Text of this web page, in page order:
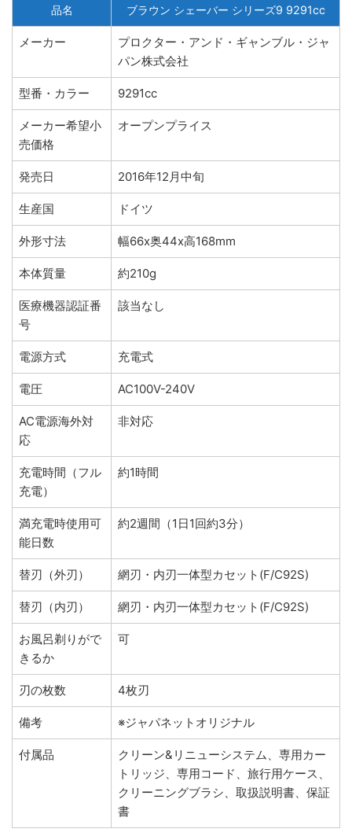
品名 ブラウン シェーバー シリーズ9 9291cc
メーカー
プロクター・アンド・ギャンブル・ジャ
パン株式会社
型番・カラー 9291cc
メーカー希望小
売価格
オープンプライス
発売日 2016年12月中旬
生産国 ドイツ
外形寸法 幅66x奥44x高168mm
本体質量 約210g
医療機器認証番
号
該当なし
電源方式 充電式
電圧 AC100V-240V
AC電源海外対
応
非対応
充電時間（フル
充電）
約1時間
満充電時使用可
能日数
約2週間（1日1回約3分）
替刃（外刃） 網刃・内刃一体型カセット(F/C92S)
替刃（内刃） 網刃・内刃一体型カセット(F/C92S)
お風呂剃りがで
きるか
可
刃の枚数 4枚刃
備考 ※ジャパネットオリジナル
付属品
クリーン&リニューシステム、専用カー
トリッジ、専用コード、旅行用ケース、
クリーニングブラシ、取扱説明書、保証
書